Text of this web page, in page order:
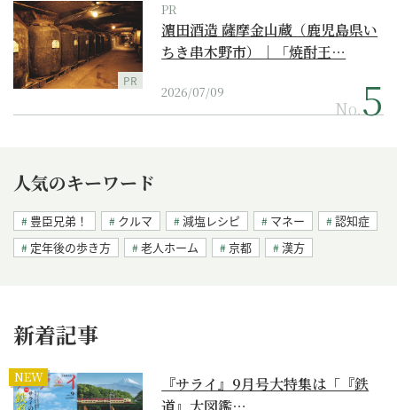
PR
PR
濵田酒造 薩摩金山蔵（鹿児島県い
ちき串木野市）｜「焼酎王…
2026/07/09
No.
人気のキーワード
豊臣兄弟！ クルマ 減塩レシピ マネー
認知症
定年後の歩き方
老人ホーム 京都 漢方
新着記事
NEW
『サライ』9月号大特集は「『鉄